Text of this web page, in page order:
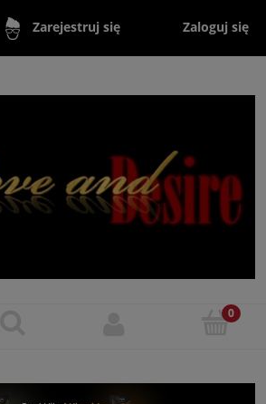
Zarejestruj się Zaloguj się